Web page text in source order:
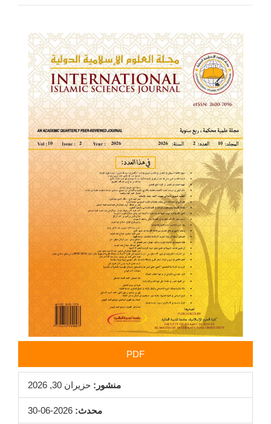
الشريط
الجانبي
للمقالة
PDF
منشور: حزيران 30, 2026
محدث: